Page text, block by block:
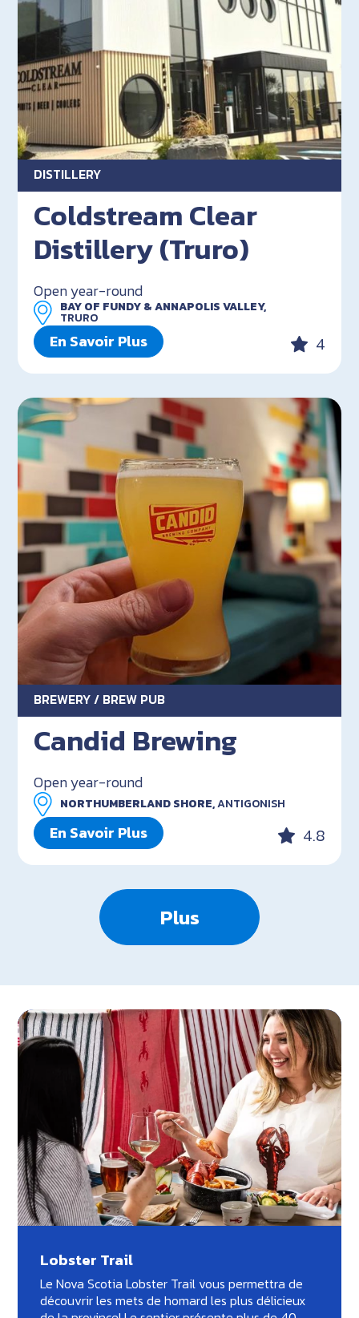
DISTILLERY
Coldstream Clear
Distillery (Truro)
Open year-round
BAY OF FUNDY & ANNAPOLIS VALLEY,
TRURO
En Savoir Plus 4
BREWERY / BREW PUB
Candid Brewing
Open year-round
NORTHUMBERLAND SHORE,ANTIGONISH
En Savoir Plus 4.8
Plus
Lobster Trail
Le Nova Scotia Lobster Trail vous permettra de
découvrir les mets de homard les plus délicieux